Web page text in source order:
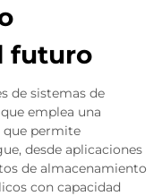
futuro
de sistemas de
emplea una
que permite
desde aplicaciones
de almacenamiento
con capacidad